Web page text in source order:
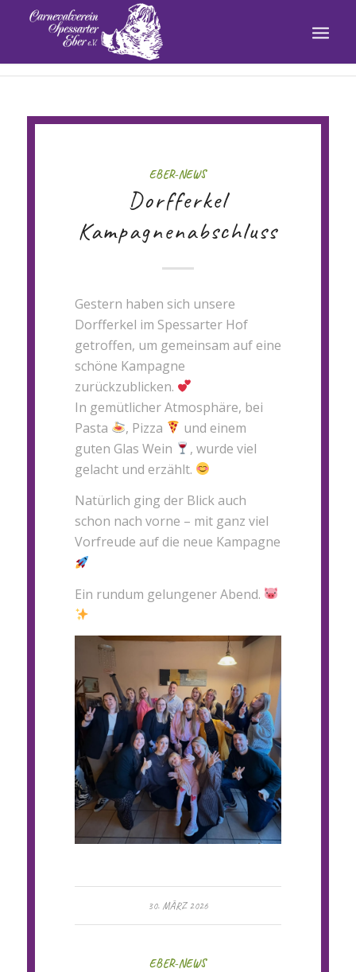
EBER-NEWS
Dorfferkel
Kampagnenabschluss
Gestern haben sich unsere
Dorfferkel im Spessarter Hof
getroffen, um gemeinsam auf eine
schöne Kampagne
zurückzublicken.
In gemütlicher Atmosphäre, bei
Pasta
, Pizza
und einem
guten Glas Wein
, wurde viel
gelacht und erzählt.
Natürlich ging der Blick auch
schon nach vorne – mit ganz viel
Vorfreude auf die neue Kampagne
Ein rundum gelungener Abend.
30. MÄRZ 2026
EBER-NEWS